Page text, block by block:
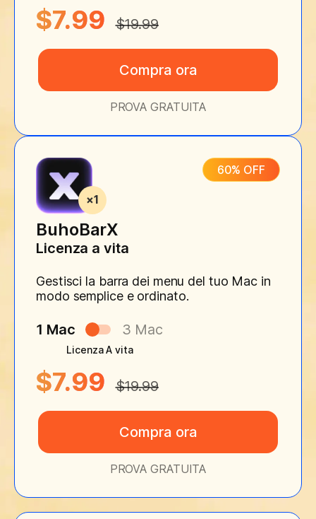
$7.99 $19.99
Compra ora
PROVA GRATUITA
60% OFF
BuhoBarX
Licenza a vita
Gestisci la barra dei menu del tuo Mac in
modo semplice e ordinato.
1 Mac 3 Mac
Licenza A vita
$7.99 $19.99
Compra ora
PROVA GRATUITA